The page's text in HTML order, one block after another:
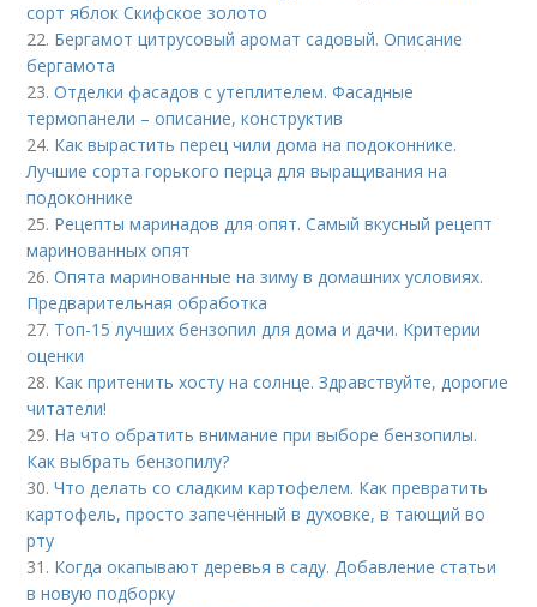
сорт яблок Скифское золото
22. Бергамот цитрусовый аромат садовый. Описание
бергамота
23.Отделки фасадов с утеплителем. Фасадные
термопанели – описание, конструктив
24. Как вырастить перец чили дома на подоконнике.
Лучшие сорта горького перца для выращивания на
подоконнике
25. Рецепты маринадов для опят. Самый вкусный рецепт
маринованных опят
26.Опята маринованные на зиму в домашних условиях.
Предварительная обработка
27. Топ-15 лучших бензопил для дома и дачи. Критерии
оценки
28. Как притенить хосту на солнце. Здравствуйте, дорогие
читатели!
29. На что обратить внимание при выборе бензопилы.
Как выбрать бензопилу?
30.Что делать со сладким картофелем. Как превратить
картофель, просто запечённый в духовке, в тающий во
рту
31. Когда окапывают деревья в саду. Добавление статьи
в новую подборку